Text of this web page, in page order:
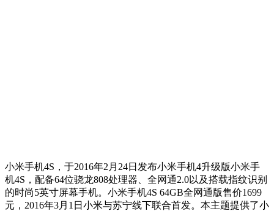
小米手机4S，于2016年2月24日发布小米手机4升级版小米手
机4S，配备64位骁龙808处理器、全网通2.0以及搭载指纹识别
的时尚5英寸屏幕手机。小米手机4S 64GB全网通版售价1699
元，2016年3月1日小米与苏宁线下联合首发。本主题提供了小